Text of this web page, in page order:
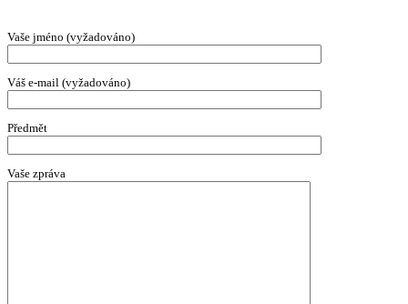
Vaše jméno (vyžadováno)
Váš e-mail (vyžadováno)
Předmět
Vaše zpráva